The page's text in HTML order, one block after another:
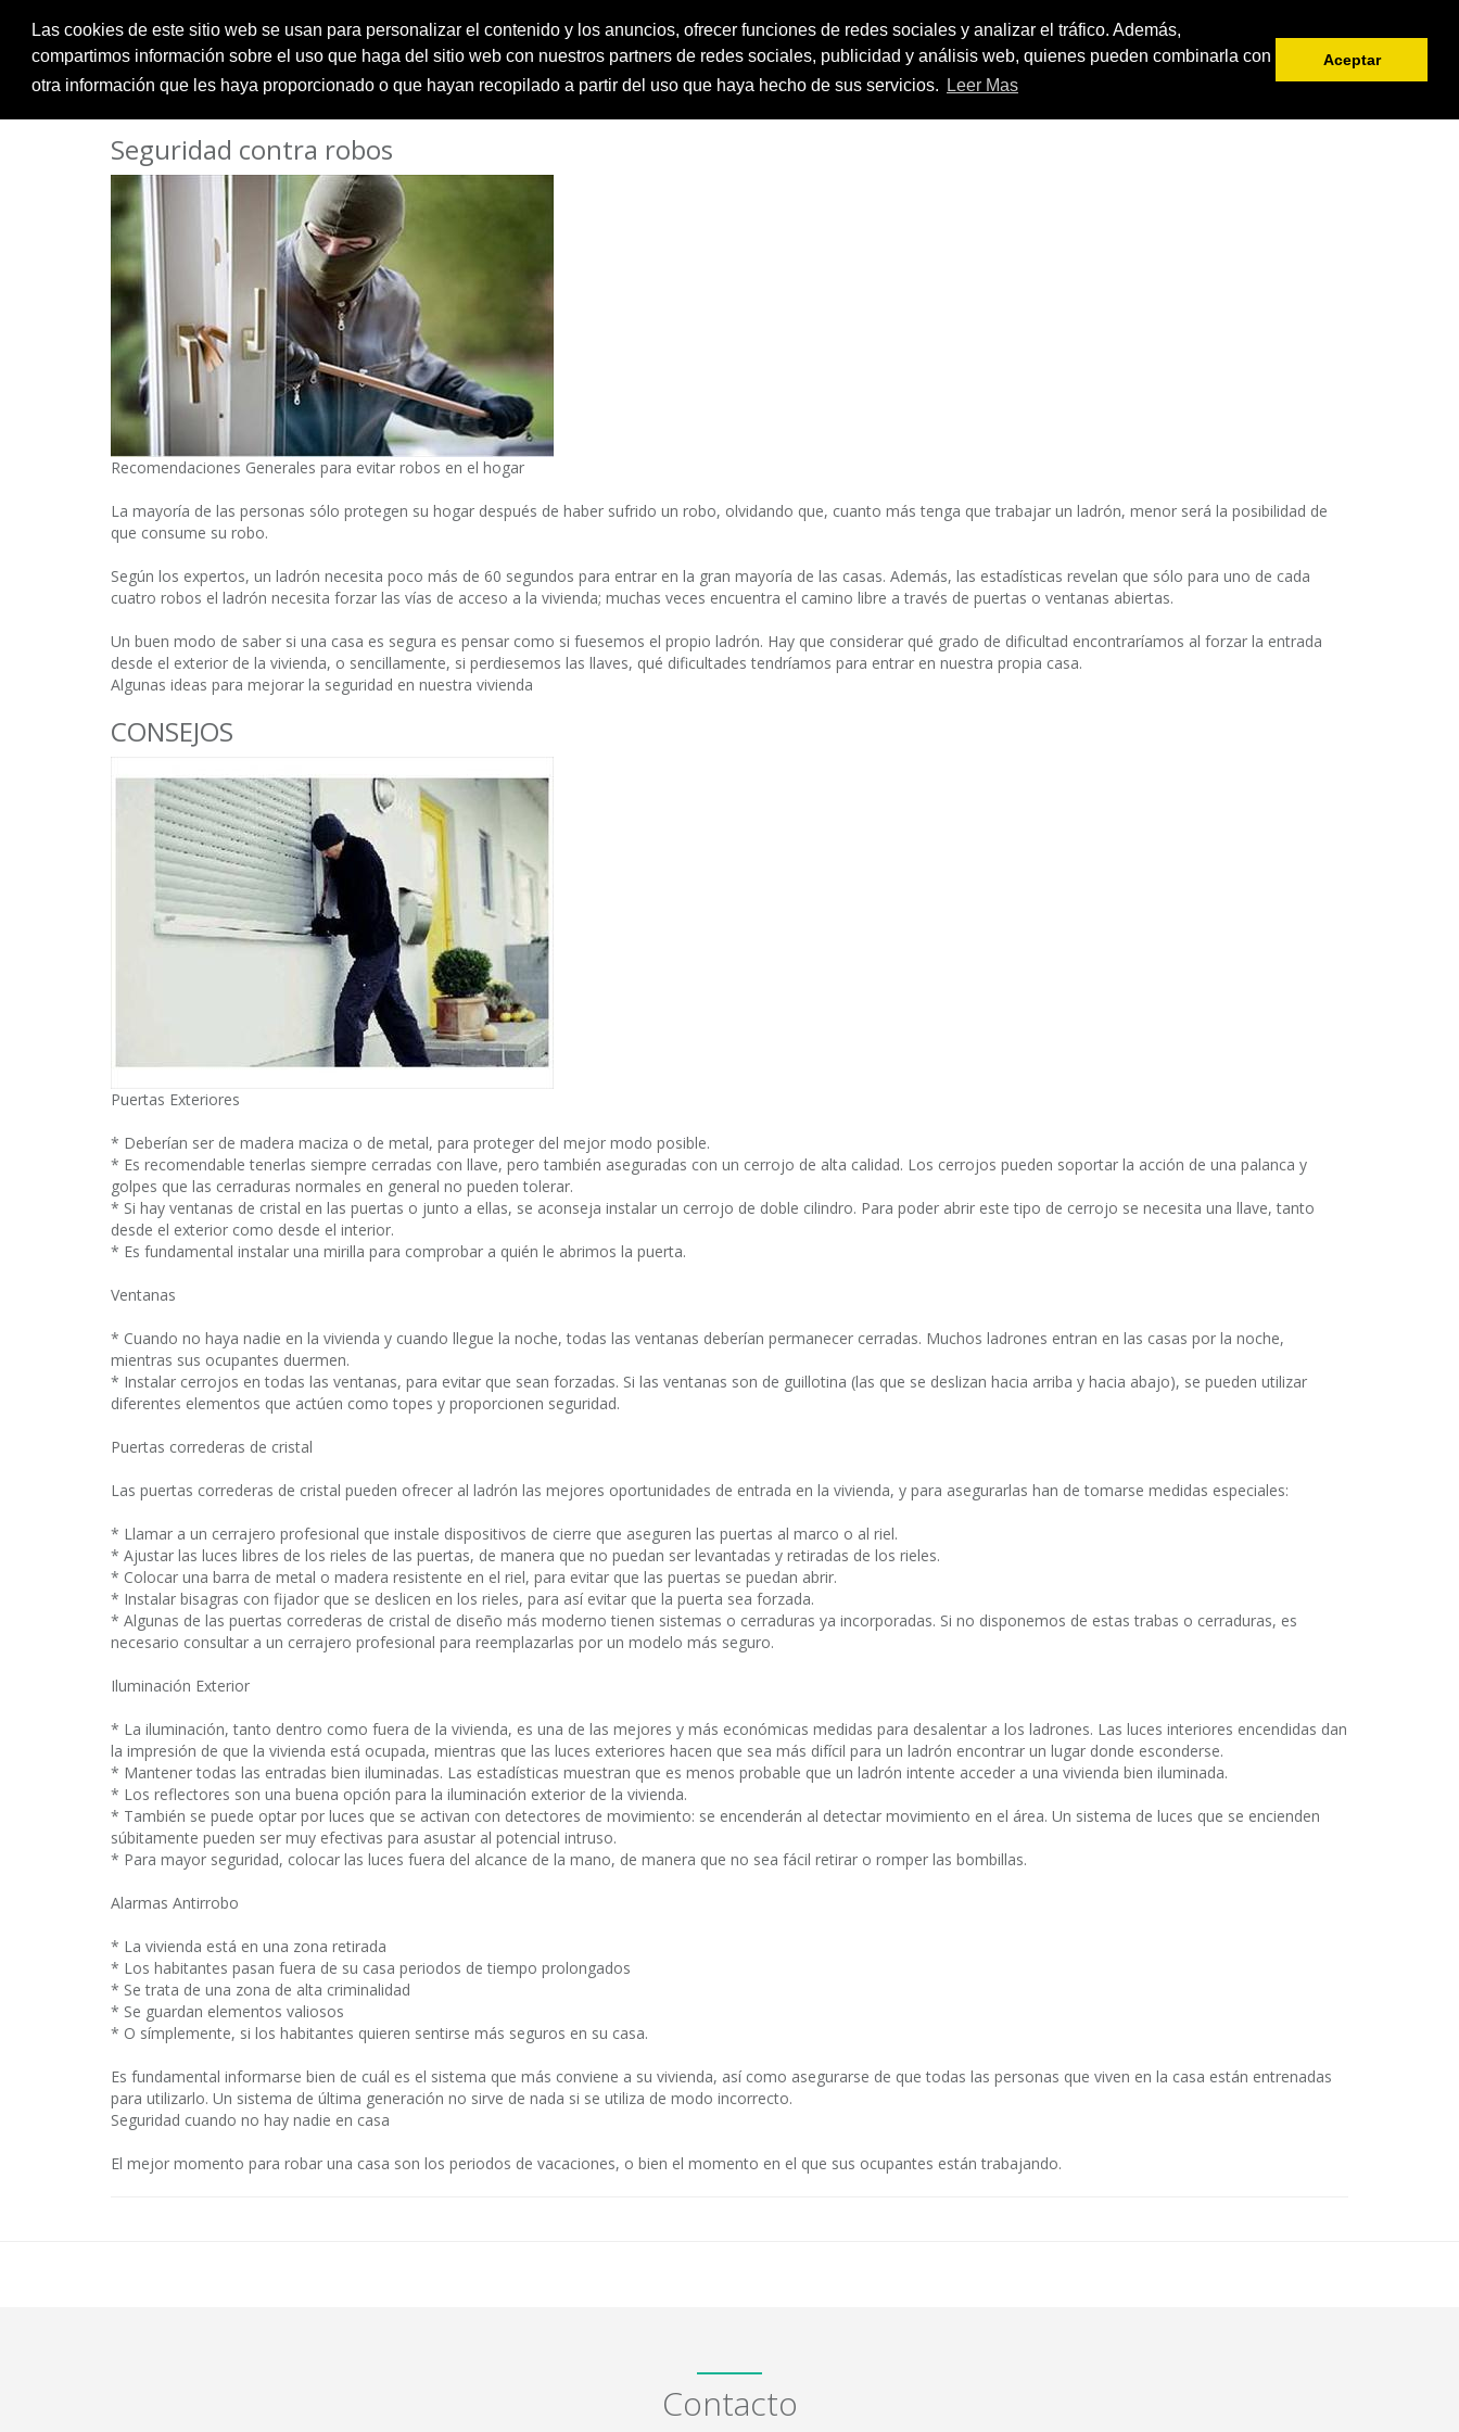
Las cookies de este sitio web se usan para personalizar el contenido y los anuncios, ofrecer funciones de redes sociales y analizar el tráfico. Además,
compartimos información sobre el uso que haga del sitio web con nuestros partners de redes sociales, publicidad y análisis web, quienes pueden combinarla con
otra información que les haya proporcionado o que hayan recopilado a partir del uso que haya hecho de sus servicios.
Leer Mas
Aceptar
INREPE
INICIO
SERVICIOS NOTICIAS OFERTAS CONSEJOS
Seguridad contra robos
Seguridad contra robos
Recomendaciones Generales para evitar robos en el hogar
La mayoría de las personas sólo protegen su hogar después de haber sufrido un robo, olvidando que, cuanto más tenga que trabajar un ladrón, menor será la posibilidad de
que consume su robo.
Según los expertos, un ladrón necesita poco más de 60 segundos para entrar en la gran mayoría de las casas. Además, las estadísticas revelan que sólo para uno de cada
cuatro robos el ladrón necesita forzar las vías de acceso a la vivienda; muchas veces encuentra el camino libre a través de puertas o ventanas abiertas.
Un buen modo de saber si una casa es segura es pensar como si fuesemos el propio ladrón. Hay que considerar qué grado de dificultad encontraríamos al forzar la entrada
desde el exterior de la vivienda, o sencillamente, si perdiesemos las llaves, qué dificultades tendríamos para entrar en nuestra propia casa.
Algunas ideas para mejorar la seguridad en nuestra vivienda
CONSEJOS
Puertas Exteriores
* Deberían ser de madera maciza o de metal, para proteger del mejor modo posible.
* Es recomendable tenerlas siempre cerradas con llave, pero también aseguradas con un cerrojo de alta calidad. Los cerrojos pueden soportar la acción de una palanca y
golpes que las cerraduras normales en general no pueden tolerar.
* Si hay ventanas de cristal en las puertas o junto a ellas, se aconseja instalar un cerrojo de doble cilindro. Para poder abrir este tipo de cerrojo se necesita una llave, tanto
desde el exterior como desde el interior.
* Es fundamental instalar una mirilla para comprobar a quién le abrimos la puerta.
Ventanas
* Cuando no haya nadie en la vivienda y cuando llegue la noche, todas las ventanas deberían permanecer cerradas. Muchos ladrones entran en las casas por la noche,
mientras sus ocupantes duermen.
* Instalar cerrojos en todas las ventanas, para evitar que sean forzadas. Si las ventanas son de guillotina (las que se deslizan hacia arriba y hacia abajo), se pueden utilizar
diferentes elementos que actúen como topes y proporcionen seguridad.
Puertas correderas de cristal
Las puertas correderas de cristal pueden ofrecer al ladrón las mejores oportunidades de entrada en la vivienda, y para asegurarlas han de tomarse medidas especiales:
* Llamar a un cerrajero profesional que instale dispositivos de cierre que aseguren las puertas al marco o al riel.
* Ajustar las luces libres de los rieles de las puertas, de manera que no puedan ser levantadas y retiradas de los rieles.
* Colocar una barra de metal o madera resistente en el riel, para evitar que las puertas se puedan abrir.
* Instalar bisagras con fijador que se deslicen en los rieles, para así evitar que la puerta sea forzada.
* Algunas de las puertas correderas de cristal de diseño más moderno tienen sistemas o cerraduras ya incorporadas. Si no disponemos de estas trabas o cerraduras, es
necesario consultar a un cerrajero profesional para reemplazarlas por un modelo más seguro.
Iluminación Exterior
* La iluminación, tanto dentro como fuera de la vivienda, es una de las mejores y más económicas medidas para desalentar a los ladrones. Las luces interiores encendidas dan
la impresión de que la vivienda está ocupada, mientras que las luces exteriores hacen que sea más difícil para un ladrón encontrar un lugar donde esconderse.
* Mantener todas las entradas bien iluminadas. Las estadísticas muestran que es menos probable que un ladrón intente acceder a una vivienda bien iluminada.
* Los reflectores son una buena opción para la iluminación exterior de la vivienda.
* También se puede optar por luces que se activan con detectores de movimiento: se encenderán al detectar movimiento en el área. Un sistema de luces que se encienden
súbitamente pueden ser muy efectivas para asustar al potencial intruso.
* Para mayor seguridad, colocar las luces fuera del alcance de la mano, de manera que no sea fácil retirar o romper las bombillas.
Alarmas Antirrobo
* La vivienda está en una zona retirada
* Los habitantes pasan fuera de su casa periodos de tiempo prolongados
* Se trata de una zona de alta criminalidad
* Se guardan elementos valiosos
* O símplemente, si los habitantes quieren sentirse más seguros en su casa.
Es fundamental informarse bien de cuál es el sistema que más conviene a su vivienda, así como asegurarse de que todas las personas que viven en la casa están entrenadas
para utilizarlo. Un sistema de última generación no sirve de nada si se utiliza de modo incorrecto.
Seguridad cuando no hay nadie en casa
El mejor momento para robar una casa son los periodos de vacaciones, o bien el momento en el que sus ocupantes están trabajando.
Contacto